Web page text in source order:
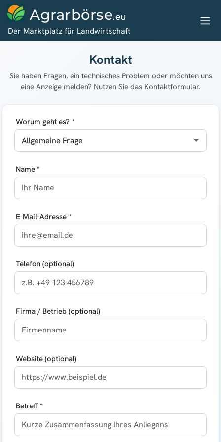
Agrarbörse.eu
Der Marktplatz für Landwirtschaft
Kontakt
Sie haben Fragen, ein technisches Problem oder möchten uns
eine Anzeige melden? Nutzen Sie das Kontaktformular.
Worum geht es? *
Name *
E-Mail-Adresse *
Telefon (optional)
Firma / Betrieb (optional)
Website (optional)
Betreff *